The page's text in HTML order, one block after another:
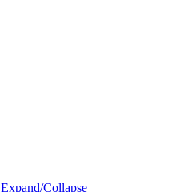
Expand/Collapse